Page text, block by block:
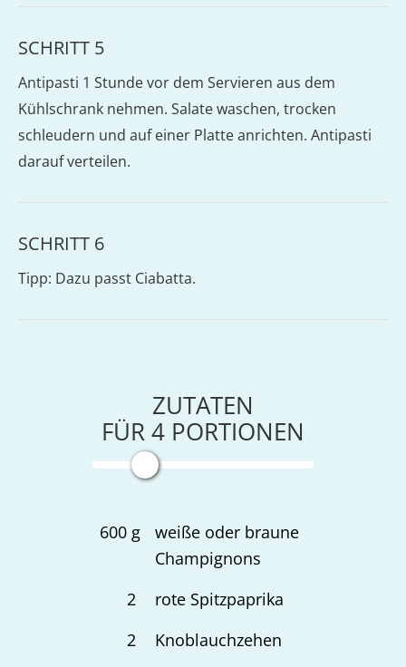
SCHRITT 5
Antipasti 1 Stunde vor dem Servieren aus dem
Kühlschrank nehmen. Salate waschen, trocken
schleudern und auf einer Platte anrichten. Antipasti
darauf verteilen.
SCHRITT 6
Tipp: Dazu passt Ciabatta.
ZUTATEN
FÜR4 PORTIONEN
600g
weiße oder braune
Champignons
2
rote Spitzpaprika
2
Knoblauchzehen